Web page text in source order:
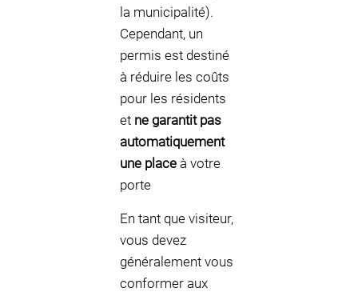
la municipalité).
Cependant, un
permis est destiné
à réduire les coûts
pour les résidents
et ne garantit pas
automatiquement
une place à votre
porte
En tant que visiteur,
vous devez
généralement vous
conformer aux